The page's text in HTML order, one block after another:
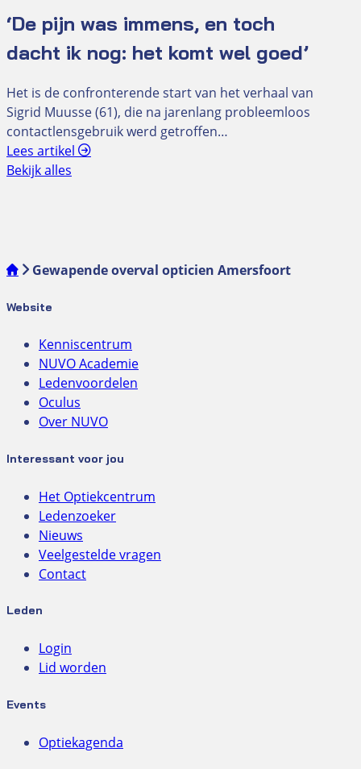
‘De pijn was immens, en toch
dacht ik nog: het komt wel goed’
Het is de confronterende start van het verhaal van
Sigrid Muusse (61), die na jarenlang probleemloos
contactlensgebruik werd getroffen…
Lees artikel
Bekijk alles
Gewapende overval opticien Amersfoort
Website
Kenniscentrum
NUVO Academie
Ledenvoordelen
Oculus
Over NUVO
Interessant voor jou
Het Optiekcentrum
Ledenzoeker
Nieuws
Veelgestelde vragen
Contact
Leden
Login
Lid worden
Events
Optiekagenda